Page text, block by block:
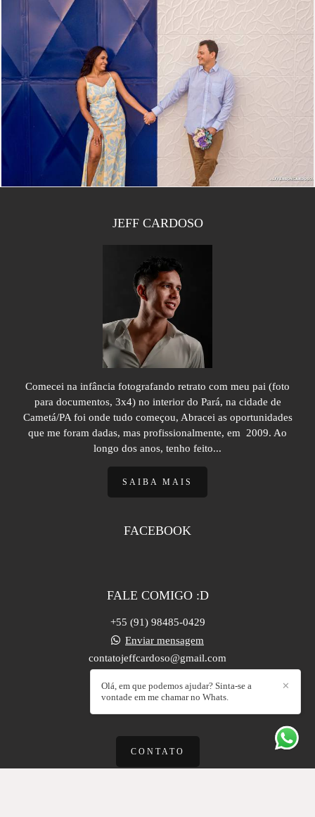
1205
JEFF CARDOSO
Comecei na infância fotografando retrato com meu pai (foto
para documentos, 3x4) no interior do Pará, na cidade de
Cametá/PA foi onde tudo começou, Abracei as oportunidades
que me foram dadas, mas profissionalmente, em 2009. Ao
longo dos anos, tenho feito...
SAIBA MAIS
FACEBOOK
FALE COMIGO :D
+55 (91) 98485-0429
Enviar mensagem
contatojeffcardoso@gmail.com
CONTATO
✕
Olá, em que podemos ajudar? Sinta-se a
vontade em me chamar no Whats.